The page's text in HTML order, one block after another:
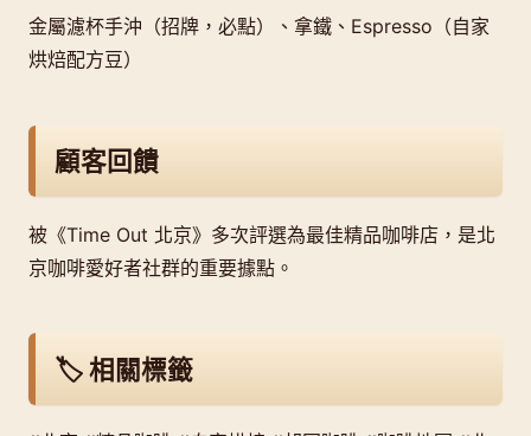
金屬濾杯手沖（招牌，必點）、拿鐵、Espresso（自家
烘焙配方豆）
顧客回饋
被《Time Out 北京》多次評選為最佳精品咖啡店，是北
京咖啡愛好者社群的重要據點。
🏷️ 相關標籤